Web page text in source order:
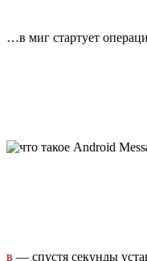
…в миг стартует
в — спустя секунды